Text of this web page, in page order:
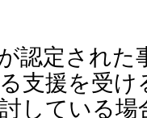
認定された
支援を受
している場